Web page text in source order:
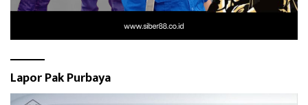
Lapor Pak Purbaya